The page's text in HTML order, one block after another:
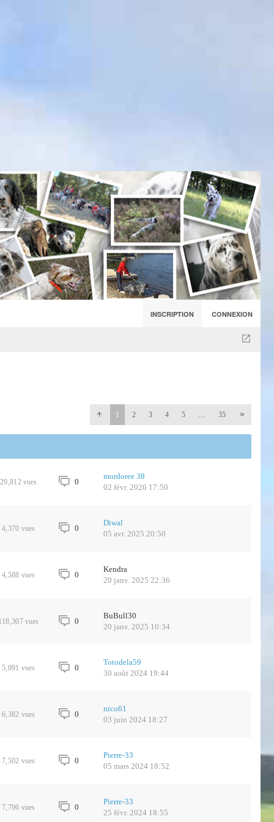
INSCRIPTION CONNEXION
1 2 3 4 5 … 35
29,812 vues 0
mordoree 38
02 févr. 2026 17:50
4,370 vues 0
Diwal
05 avr. 2025 20:50
4,588 vues 0
Kendra
20 janv. 2025 22:36
vues 0
BuBull30
20 janv. 2025 10:34
5,091 vues 0
Totodela59
30 août 2024 19:44
6,382 vues 0
nico61
03 juin 2024 18:27
7,502 vues 0
Pierre-33
05 mars 2024 18:52
7,796 vues 0
Pierre-33
25 févr. 2024 18:55